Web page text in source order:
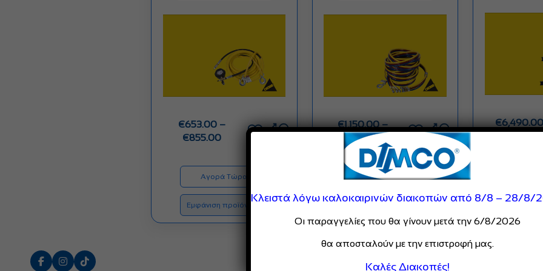
€653.00 –
€855.00Price
€653.00
through
€855.00
Αγορά Τώρα
Εμφάνιση προϊόντων
€1,150.00 –
7,700.00
range:
€1,150.00
through
Αγορά Τώρα
Εμφάνιση προϊόντων
€6,490.00
Κλειστά λόγω καλοκαιρινών διακοπών από 8/8 – 28/8/
Οι παραγγελίες που θα γίνουν μετά την 6/8/2026
θα αποσταλούν με την επιστροφή μας.
Καλές Διακοπές!